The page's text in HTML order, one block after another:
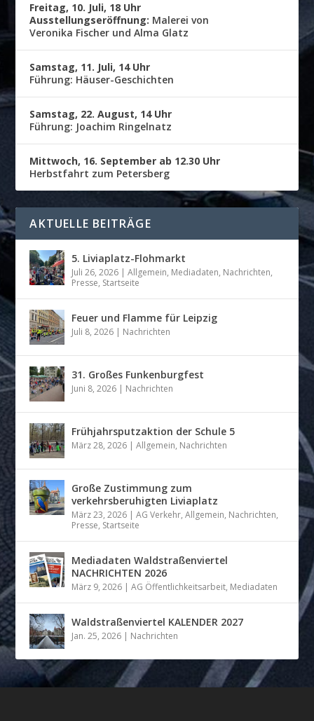
Freitag, 10. Juli, 18 Uhr
Ausstellungseröffnung: Malerei von
Veronika Fischer und Alma Glatz
Samstag, 11. Juli, 14 Uhr
Führung: Häuser-Geschichten
Samstag, 22. August, 14 Uhr
Führung: Joachim Ringelnatz
Mittwoch, 16. September ab 12.30 Uhr
Herbstfahrt zum Petersberg
AKTUELLE BEITRÄGE
5. Liviaplatz-Flohmarkt
Juli 26, 2026 |Allgemein, Mediadaten, Nachrichten,
Presse, Startseite
Feuer und Flamme für Leipzig
Juli 8, 2026 | Nachrichten
31. Großes Funkenburgfest
Juni 8, 2026 | Nachrichten
Frühjahrsputzaktion der Schule 5
März 28, 2026 |Allgemein, Nachrichten
Große Zustimmung zum
verkehrsberuhigten Liviaplatz
März 23, 2026 |AG Verkehr,Allgemein, Nachrichten,
Presse, Startseite
Mediadaten Waldstraßenviertel
NACHRICHTEN 2026
März 9, 2026 |AG Öffentlichkeitsarbeit, Mediadaten
Waldstraßenviertel KALENDER 2027
Jan. 25, 2026 | Nachrichten